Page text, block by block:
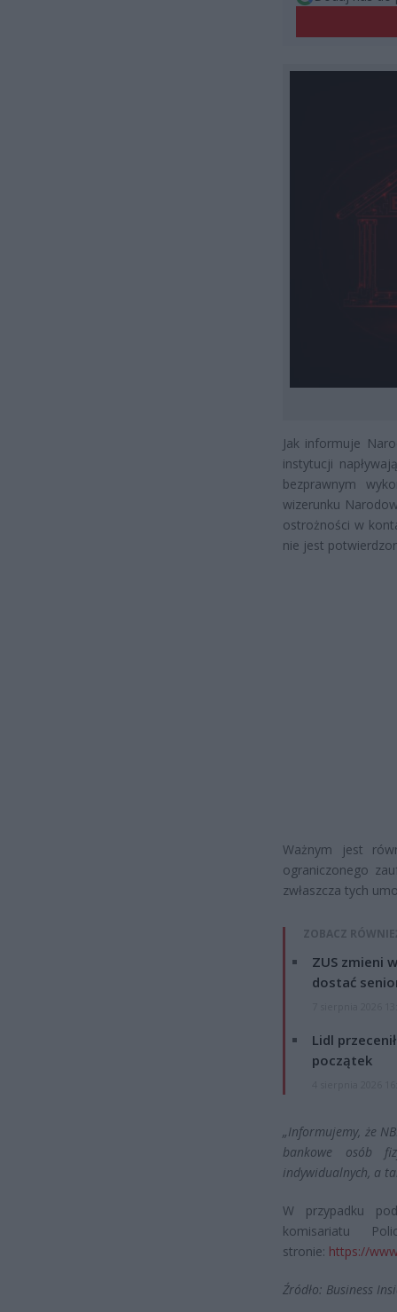
Jak informuje
instytucji
bezprawnym
wizerunku
ostrożności w
nie jest
Ważnym jest
ograniczonego
zwłaszcza tych
ZOBACZ
ZUS zmieni
dostać
Lidl
początek
„Informujemy, że
bankowe osób
indywidualnych, a
W przypadku
komisariatu
stronie: https://
Źródło: Business